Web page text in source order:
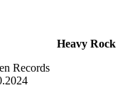
Heavy Rock
Records